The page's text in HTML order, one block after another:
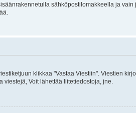
sähköpostilomakkeella ja
klikkaa "Vastaa Viestiin". Viestien
Voit lähettää liitetiedostoja, jne.